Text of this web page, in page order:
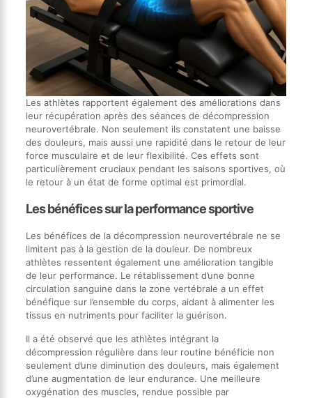
Les athlètes rapportent également des améliorations dans
leur récupération après des séances de décompression
neurovertébrale. Non seulement ils constatent une baisse
des douleurs, mais aussi une rapidité dans le retour de leur
force musculaire et de leur flexibilité. Ces effets sont
particulièrement cruciaux pendant les saisons sportives, où
le retour à un état de forme optimal est primordial.
Les bénéfices sur la performance sportive
Les bénéfices de la décompression neurovertébrale ne se
limitent pas à la gestion de la douleur. De nombreux
athlètes ressentent également une amélioration tangible
de leur performance. Le rétablissement d’une bonne
circulation sanguine dans la zone vertébrale a un effet
bénéfique sur l’ensemble du corps, aidant à alimenter les
tissus en nutriments pour faciliter la guérison.
Il a été observé que les athlètes intégrant la
décompression régulière dans leur routine bénéficie non
seulement d’une diminution des douleurs, mais également
d’une augmentation de leur endurance. Une meilleure
oxygénation des muscles, rendue possible par